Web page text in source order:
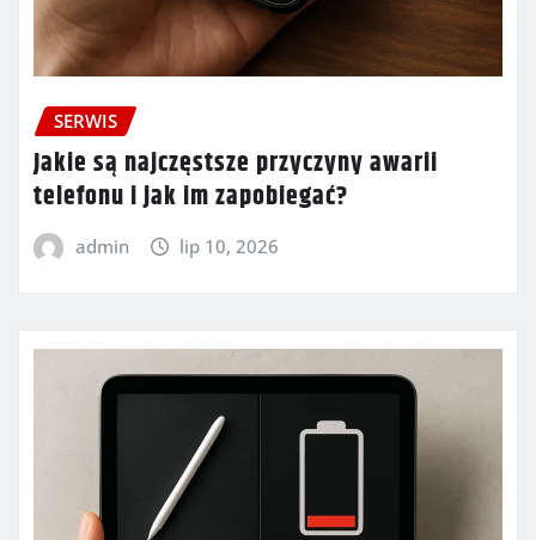
SERWIS
Jakie są najczęstsze przyczyny awarii
telefonu i jak im zapobiegać?
admin lip 10, 2026